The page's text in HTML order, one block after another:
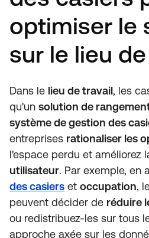
optimiser le
sur le lieu
Dans le lieu de travail, les
qu'un solution de
système de gestion des
entreprises rationaliser les
l'espace perdu et améliorez
utilisateur. Par exemple, en
des casiers et occupation,
peuvent décider de réduire
ou redistribuez-les sur tous
approche axée sur les